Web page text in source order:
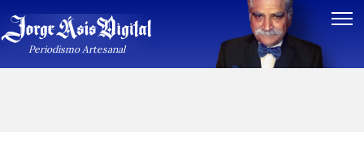
Periodismo Artesanal